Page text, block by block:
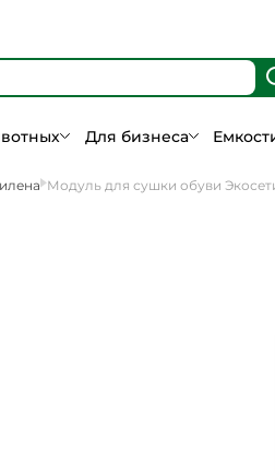
Для бизнеса
Модуль для сушки обуви